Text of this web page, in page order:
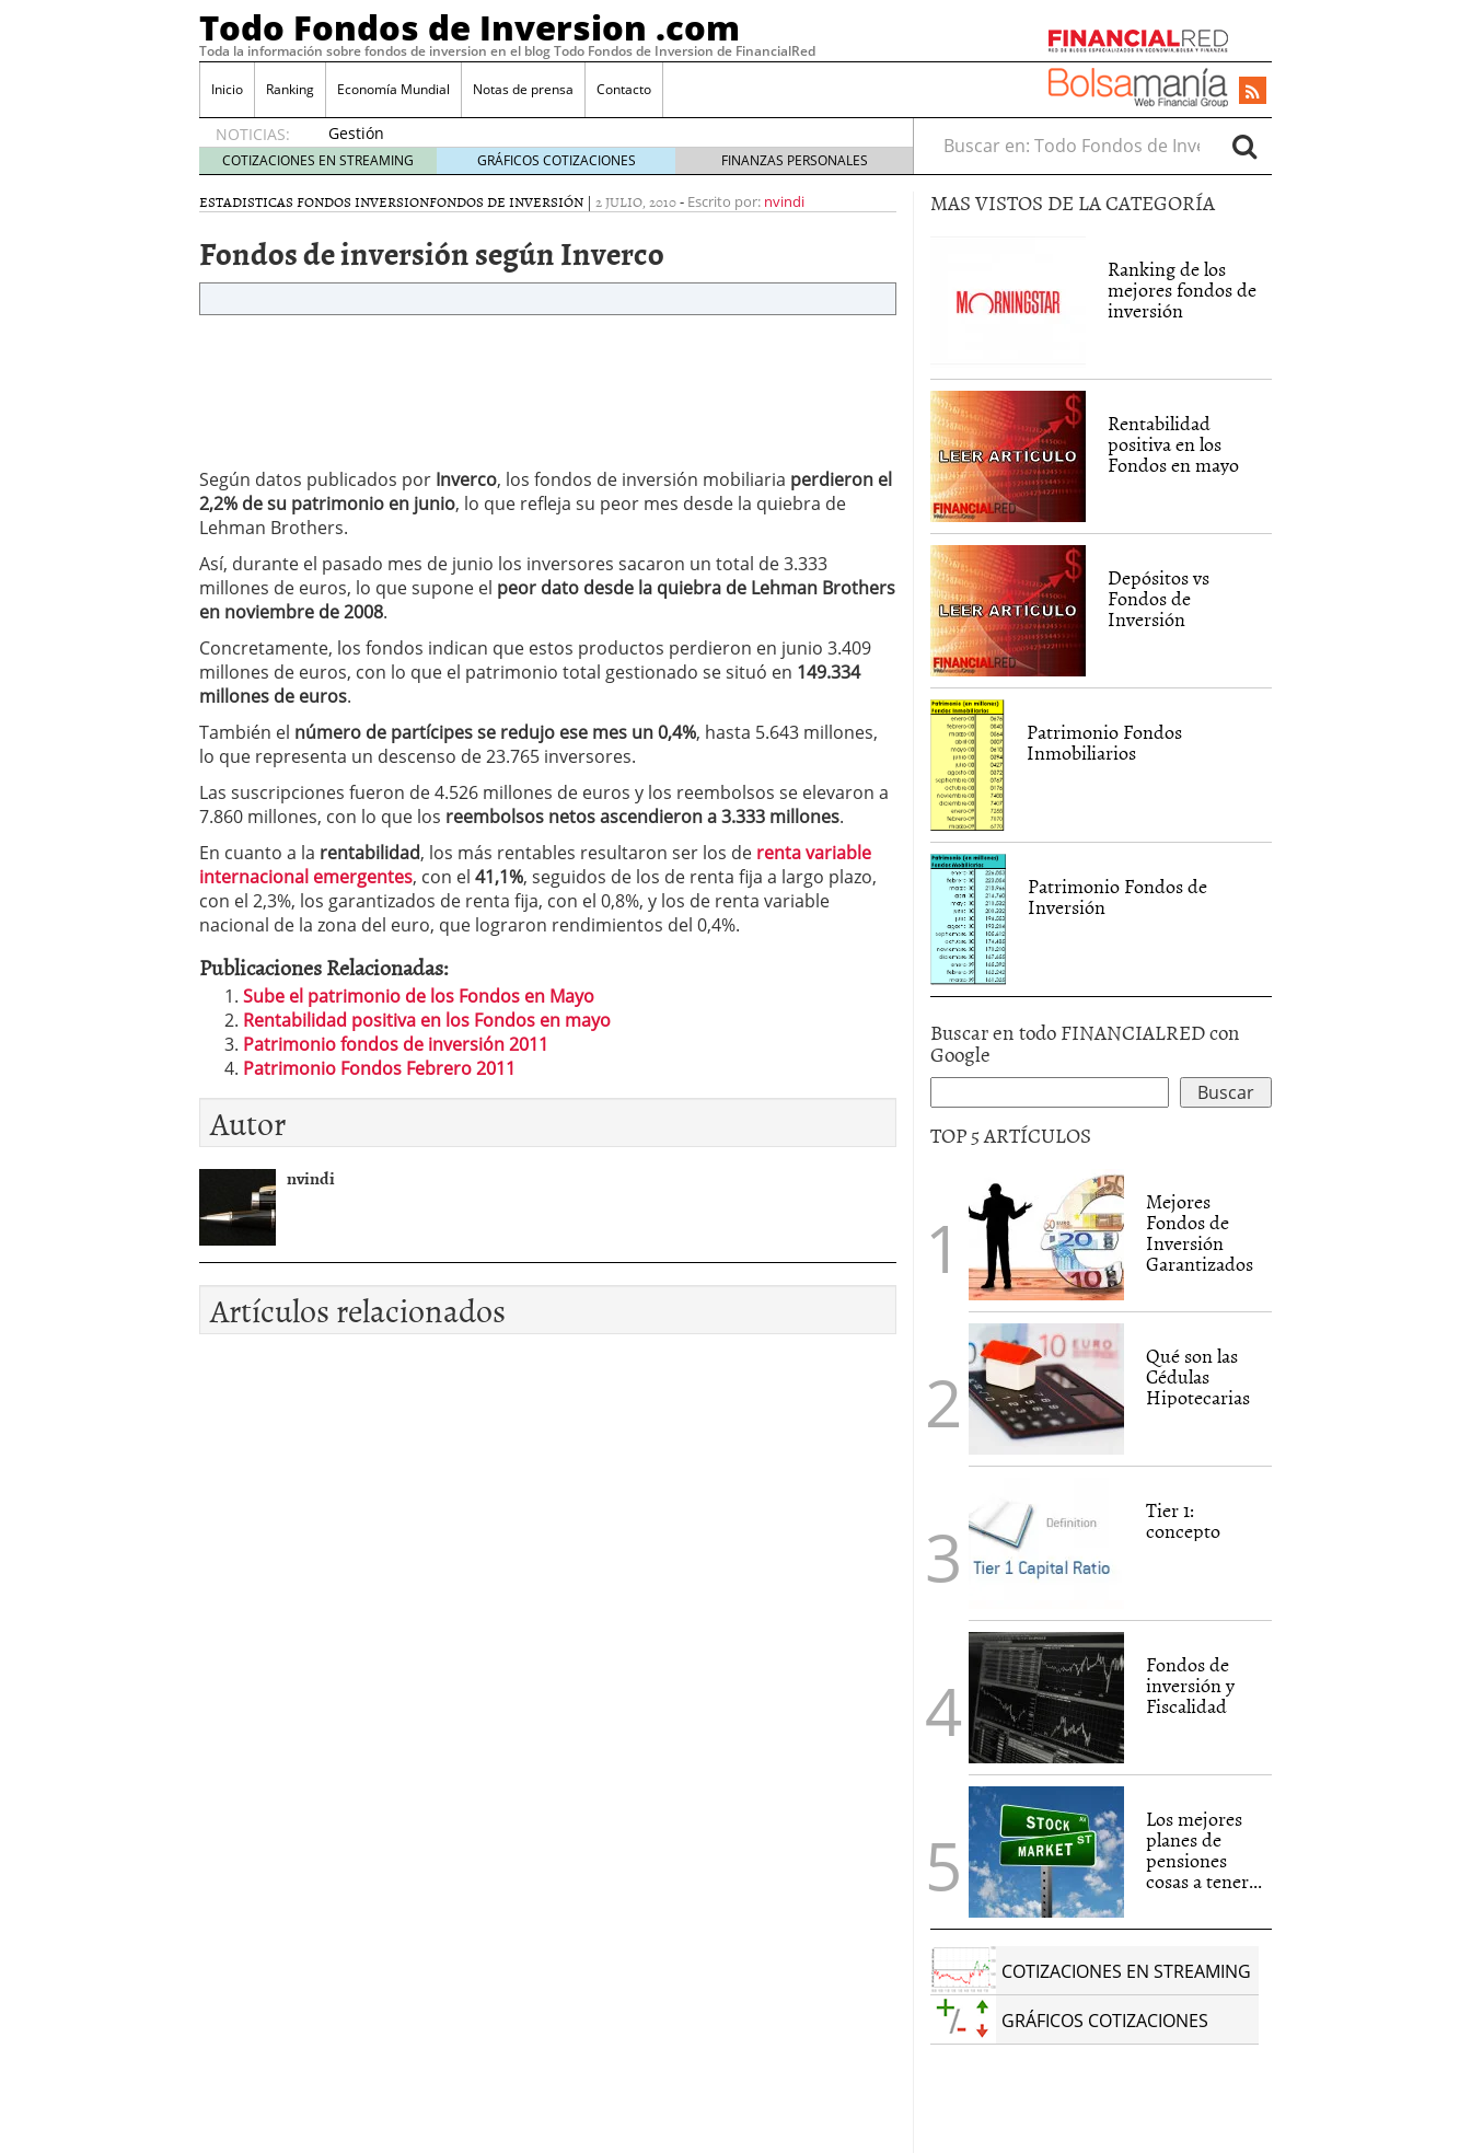
Todo Fondos de Inversion .com
Toda la información sobre fondos de inversion en el blog Todo Fondos de Inversion de FinancialRed
Inicio Ranking Economía Mundial Notas de prensa Contacto
NOTICIAS:
Gestión
pasiva
contra
gestión
España:
el
debate
apostando por la deuda febrero 16, 2026
Los fondos de inversión alcanzan los 463.628 millones en febrero: la racha
no se detiene
de 450.889 millones de euros febrero 3, 2026
COTIZACIONES EN STREAMING GRÁFICOS COTIZACIONES FINANZAS PERSONALES
Buscar en:
ESTADISTICAS FONDOS INVERSIONFONDOS DE INVERSIÓN | 2 JULIO, 2010- Escrito por: nvindi
Fondos de inversión según Inverco
Según datos publicados por Inverco, los fondos de inversión mobiliaria perdieron el
2,2% de su patrimonio en junio, lo que refleja su peor mes desde la quiebra de
Lehman Brothers.
Así, durante el pasado mes de junio los inversores sacaron un total de 3.333
millones de euros, lo que supone el peor dato desde la quiebra de Lehman Brothers
en noviembre de 2008.
Concretamente, los fondos indican que estos productos perdieron en junio 3.409
millones de euros, con lo que el patrimonio total gestionado se situó en 149.334
millones de euros.
También el número de partícipes se redujo ese mes un 0,4%, hasta 5.643 millones,
lo que representa un descenso de 23.765 inversores.
Las suscripciones fueron de 4.526 millones de euros y los reembolsos se elevaron a
7.860 millones, con lo que los reembolsos netos ascendieron a 3.333 millones.
En cuanto a la rentabilidad, los más rentables resultaron ser los de renta variable
internacional emergentes, con el 41,1%, seguidos de los de renta fija a largo plazo,
con el 2,3%, los garantizados de renta fija, con el 0,8%, y los de renta variable
nacional de la zona del euro, que lograron rendimientos del 0,4%.
Publicaciones Relacionadas:
Sube el patrimonio de los Fondos en Mayo
Rentabilidad positiva en los Fondos en mayo
Patrimonio fondos de inversión 2011
Patrimonio Fondos Febrero 2011
Autor
nvindi
Artículos relacionados
MAS VISTOS DE LA CATEGORÍA
Ranking de los
mejores fondos de
inversión
Rentabilidad
positiva en los
Fondos en mayo
Depósitos vs
Fondos de
Inversión
Patrimonio Fondos
Inmobiliarios
Patrimonio Fondos de
Inversión
Buscar en todo FINANCIALRED con
Google
TOP 5 ARTÍCULOS
Mejores
Fondos de
Inversión
Garantizados
Qué son las
Cédulas
Hipotecarias
Tier 1:
concepto
Fondos de
inversión y
Fiscalidad
Los mejores
planes de
pensiones
cosas a tener...
COTIZACIONES EN STREAMING
GRÁFICOS COTIZACIONES